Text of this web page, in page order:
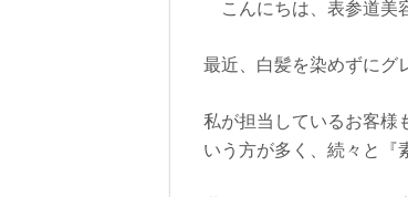
こんにちは、表参道美
最近、白髪を染めずにグ
私が担当しているお客様
いう方が多く、続々と『